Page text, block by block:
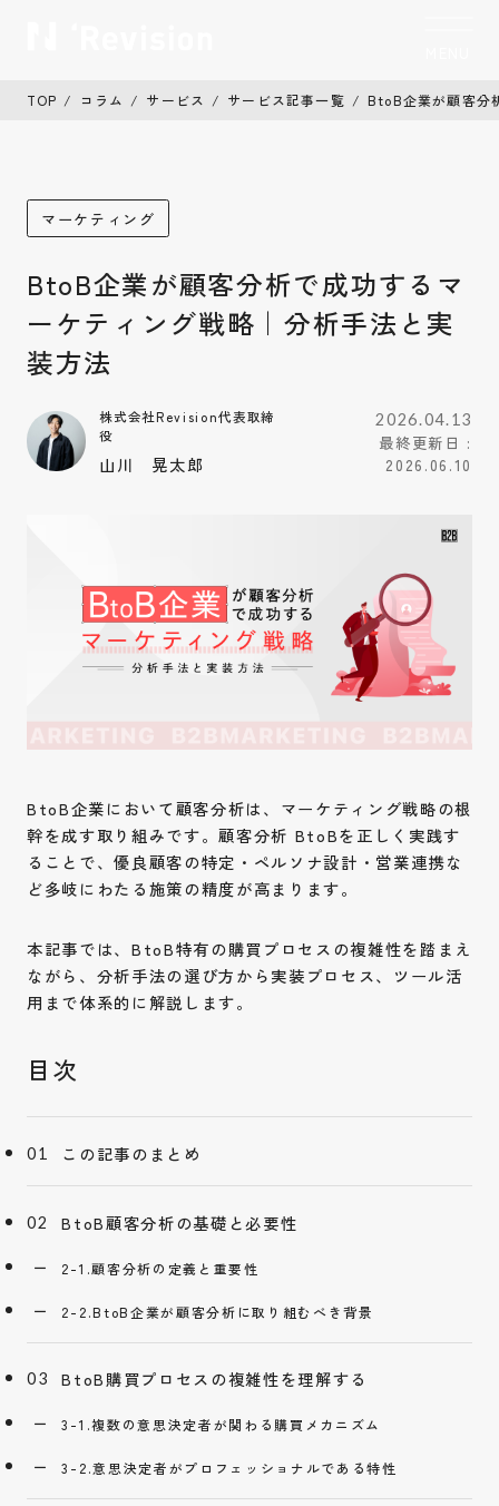
トップ TOP
制作実績 Works
サービス Service
お客様の声
コラム Column
お知らせ
TOP コラム サービス サービス記事一覧 BtoB企業が顧客分
マーケティング
BtoB企業が顧客分析で成功するマ
ーケティング戦略｜分析手法と実
装方法
株式会社Revision代表取締
役
山川 晃太郎
2026.04.13
最終更新日 :
2026.06.10
BtoB企業において顧客分析は、マーケティング戦略の根
幹を成す取り組みです。顧客分析 BtoBを正しく実践す
ることで、優良顧客の特定・ペルソナ設計・営業連携な
ど多岐にわたる施策の精度が高まります。
本記事では、BtoB特有の購買プロセスの複雑性を踏まえ
ながら、分析手法の選び方から実装プロセス、ツール活
用まで体系的に解説します。
この記事のまとめ
BtoB顧客分析の基礎と必要性
2-1.顧客分析の定義と重要性
2-2.BtoB企業が顧客分析に取り組むべき背景
BtoB購買プロセスの複雑性を理解する
3-1.複数の意思決定者が関わる購買メカニズム
3-2.意思決定者がプロフェッショナルである特性